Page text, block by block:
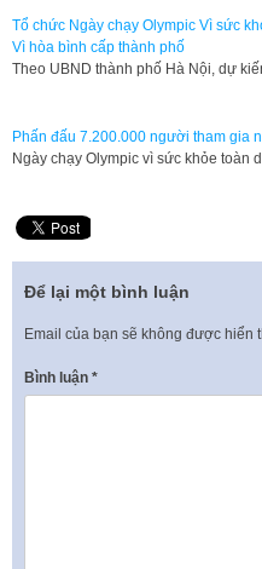
Tổ chức Ngày chạy Olympic Vì sức
Vì hòa bình cấp thành phố
Theo UBND thành phố Hà Nội, dự
Phấn đấu 7.200.000 người tham gia
Ngày chạy Olympic vì sức khỏe toàn
Để lại một bình luận
Email của bạn sẽ không được hiển
Bình luận *